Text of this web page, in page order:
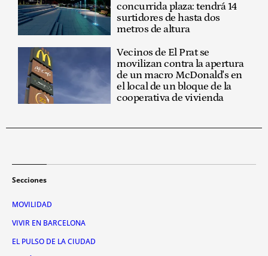
concurrida plaza: tendrá 14
surtidores de hasta dos
metros de altura
Vecinos de El Prat se
movilizan contra la apertura
de un macro McDonald's en
el local de un bloque de la
cooperativa de vivienda
Secciones
MOVILIDAD
VIVIR EN BARCELONA
EL PULSO DE LA CIUDAD